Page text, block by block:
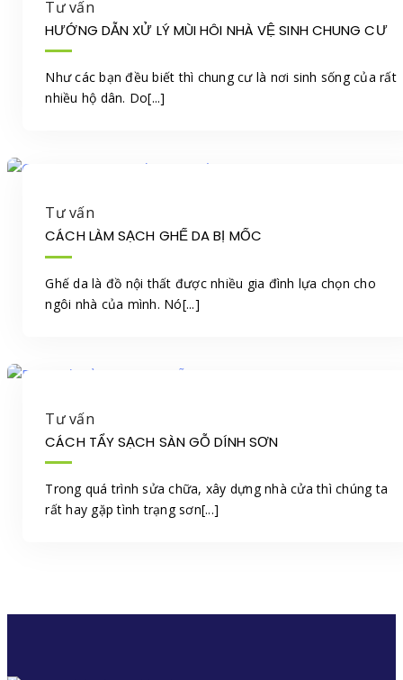
Tư vấn
HƯỚNG DẪN XỬ LÝ MÙI HÔI NHÀ VỆ SINH CHUNG CƯ
Như các bạn đều biết thì chung cư là nơi sinh sống của rất
nhiều hộ dân. Do[...]
Tư vấn
CÁCH LÀM SẠCH GHẾ DA BỊ MỐC
Ghế da là đồ nội thất được nhiều gia đình lựa chọn cho
ngôi nhà của mình. Nó[...]
Tư vấn
CÁCH TẨY SẠCH SÀN GỖ DÍNH SƠN
Trong quá trình sửa chữa, xây dựng nhà cửa thì chúng ta
rất hay gặp tình trạng sơn[...]